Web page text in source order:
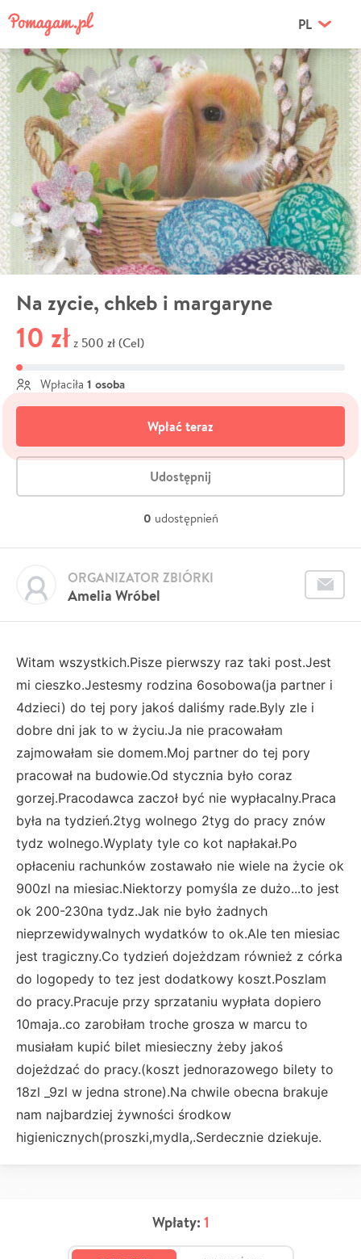
PL
Na zycie, chkeb i margaryne
10 zł z 500 zł (Cel)
Wpłaciła 1 osoba
Wpłać teraz
Udostępnij
0 udostępnień
Amelia Wróbel
ORGANIZATOR ZBIÓRKI
Witam wszystkich.Pisze pierwszy raz taki post.Jest
mi cieszko.Jestesmy rodzina 6osobowa(ja partner i
4dzieci) do tej pory jakoś daliśmy rade.Byly zle i
dobre dni jak to w życiu.Ja nie pracowałam
zajmowałam sie domem.Moj partner do tej pory
pracował na budowie.Od stycznia było coraz
gorzej.Pracodawca zaczoł być nie wypłacalny.Praca
była na tydzień.2tyg wolnego 2tyg do pracy znów
tydz wolnego.Wyplaty tyle co kot napłakał.Po
opłaceniu rachunków zostawało nie wiele na życie ok
900zl na miesiac.Niektorzy pomyśla ze dużo...to jest
ok 200-230na tydz.Jak nie było żadnych
nieprzewidywalnych wydatków to ok.Ale ten miesiac
jest tragiczny.Co tydzień dojeżdzam również z córka
do logopedy to tez jest dodatkowy koszt.Poszlam
do pracy.Pracuje przy sprzataniu wypłata dopiero
10maja..co zarobiłam troche grosza w marcu to
musiałam kupić bilet miesieczny żeby jakoś
dojeżdzać do pracy.(koszt jednorazowego bilety to
18zl _9zl w jedna strone).Na chwile obecna brakuje
nam najbardziej żywności środkow
higienicznych(proszki,mydla,.Serdecznie dziekuje.
Wpłaty: 1